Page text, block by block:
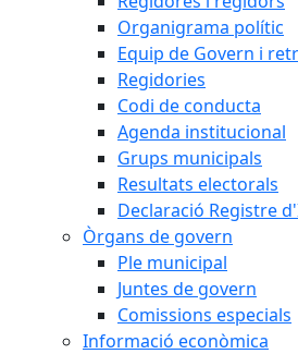
Organigrama polític
Equip de Govern i
Regidories
Codi de conducta
Agenda institucional
Grups municipals
Resultats electorals
Declaració Registre
Òrgans de govern
Ple municipal
Juntes de govern
Comissions especials
Informació econòmica